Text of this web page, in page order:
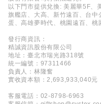
以下門市提供兌換: 美麗華5F、
旗艦店、大高、新竹遠百、台
蛋、高雄夢時代、桃園遠百、桃
發行商資訊：
精誠資訊股份有限公司
地址：臺北市瑞光路318號
統一編號：97311466
負責人：林隆奮
實收資本額：2,693,933,040元
客服電話：02-8798-6963